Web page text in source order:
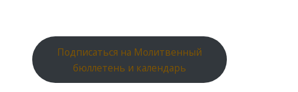
Подписаться на Молитвенный
бюллетень и календарь